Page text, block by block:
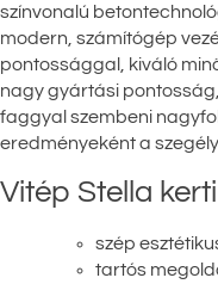
színvonalú
modern, számítógép
pontossággal, kiváló
nagy gyártási
faggyal szembeni
eredményeként a
Vitép Stella
szép
tartós